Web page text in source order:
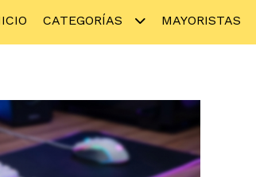
CATEGORÍAS MAYORISTAS